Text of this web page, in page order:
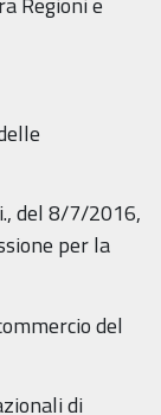
del 8/7/2016,
per la
del
di